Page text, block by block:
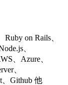
on Rails、
、
、Azure、
、
、Github 他